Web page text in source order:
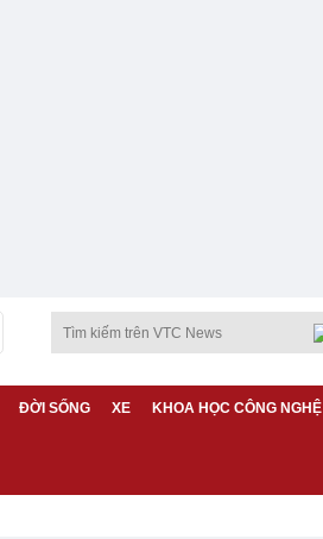
ĐỜI SỐNG XE KHOA HỌC CÔNG NGHỆ